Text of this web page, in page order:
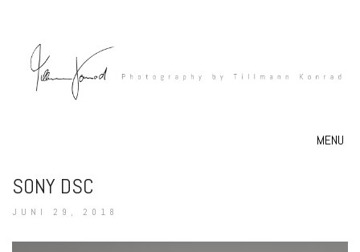
MENU
SONY DSC
JUNI 29, 2018